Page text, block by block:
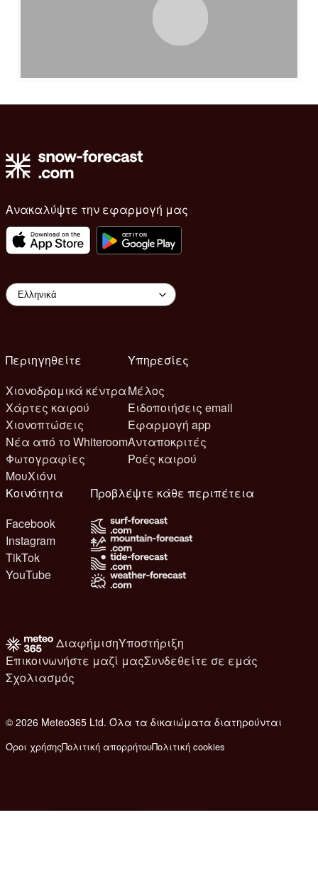
Ανακαλύψτε την εφαρμογή μας
Περιηγηθείτε
Χιονοδρομικά κέντρα
Χάρτες καιρού
Χιονοπτώσεις
Νέα από το Whiteroom
Φωτογραφίες
ΜουΧιόνι
Υπηρεσίες
Μέλος
Ειδοποιήσεις email
Εφαρμογή app
Ανταποκριτές
Ροές καιρού
Κοινότητα
Facebook
Instagram
TikTok
YouTube
Προβλέψτε κάθε περιπέτεια
ΔιαφήμισηΥποστήριξη
Επικοινωνήστε μαζί μαςΣυνδεθείτε σε εμάς
Σχολιασμός
© 2026 Meteo365 Ltd. Όλα τα δικαιώματα διατηρούνται
Όροι χρήσηςΠολιτική απορρήτουΠολιτική cookies